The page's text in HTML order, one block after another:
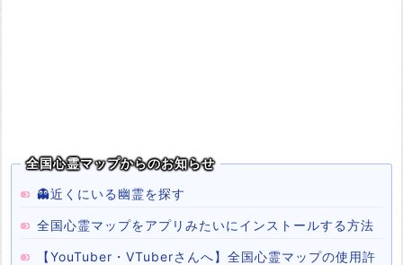
全国心霊マップからのお知らせ
👻近くにいる幽霊を探す
全国心霊マップをアプリみたいにインストールする方法
【YouTuber・VTuberさんへ】全国心霊マップの使用許